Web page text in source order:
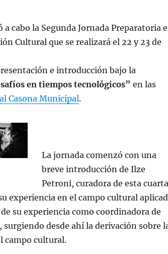
cabo la Segunda Jornada Preparatoria
Cultural que se realizará el 22 y 23 de
e introducción bajo la
en tiempos tecnológicos” en las
Casona Municipal.
La jornada comenzó con una
breve introducción de Ilze
Petroni, curadora de esta cuarta
experiencia en el campo cultural
su experiencia como coordinadora de
desde ahí la derivación sobre
campo cultural.